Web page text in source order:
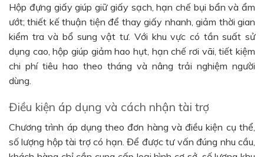
Hộp đựng giấy giúp giữ giấy sạch, hạn chế bụi bẩn và ẩm
ướt; thiết kế thuận tiện để thay giấy nhanh, giảm thời gian
kiểm tra và bổ sung vật tư. Với khu vực có tần suất sử
dụng cao, hộp giúp giảm hao hụt, hạn chế rơi vãi, tiết kiệm
chi phí tiêu hao theo tháng và nâng trải nghiệm người
dùng.
Điều kiện áp dụng và cách nhận tài trợ
Chương trình áp dụng theo đơn hàng và điều kiện cụ thể,
số lượng hộp tài trợ có hạn. Để được tư vấn đúng nhu cầu,